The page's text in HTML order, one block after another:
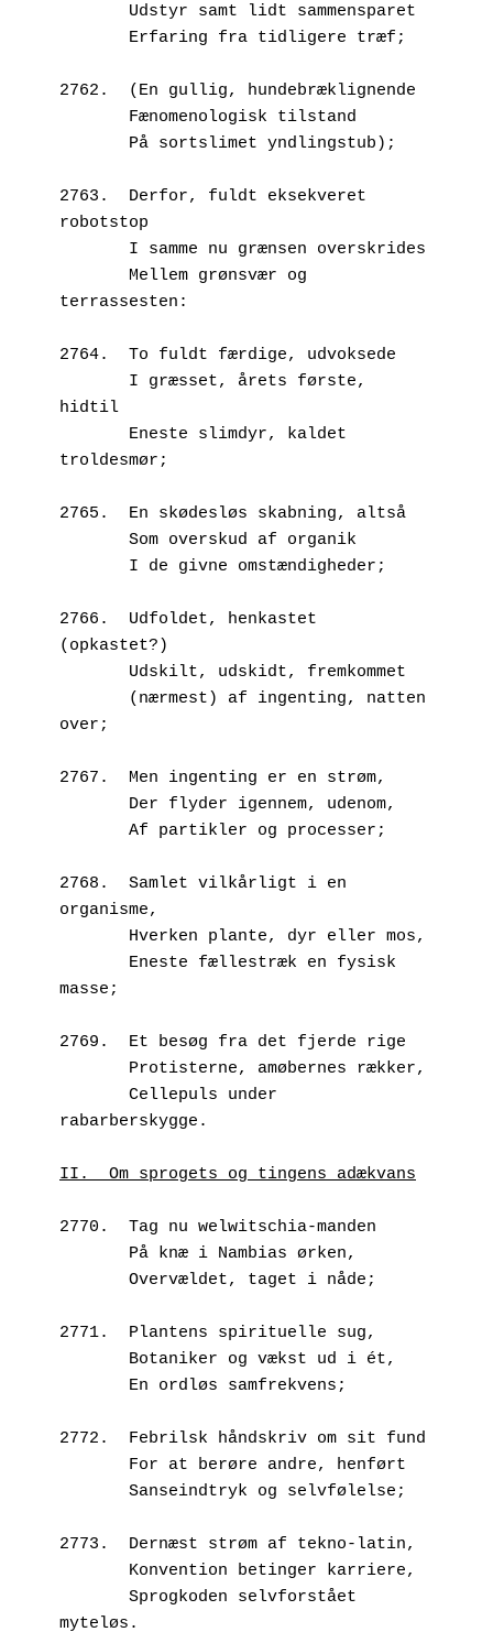
       Udstyr samt lidt sammensparet
       Erfaring fra tidligere træf;
2762.  (En gullig, hundebræklignende
       Fænomenologisk tilstand
       På sortslimet yndlingstub);
2763.  Derfor, fuldt eksekveret
robotstop
       I samme nu grænsen overskrides
terrassesten:
2764.  To fuldt færdige, udvoksede
hidtil
troldesmør;
2765.  En skødesløs skabning, altså
       Som overskud af organik
       I de givne omstændigheder;
2766.  Udfoldet, henkastet
(opkastet?)
       Udskilt, udskidt, fremkommet
over;
2767.  Men ingenting er en strøm,
       Der flyder igennem, udenom,
       Af partikler og processer;
2768.  Samlet vilkårligt i en
organisme,
       Hverken plante, dyr eller mos,
masse;
2769.  Et besøg fra det fjerde rige
       Protisterne, amøbernes rækker,
rabarberskygge.
II.  Om sprogets og tingens adækvans
2770.  Tag nu welwitschia-manden
       På knæ i Nambias ørken,
       Overvældet, taget i nåde;
2771.  Plantens spirituelle sug,
       Botaniker og vækst ud i ét,
       En ordløs samfrekvens;
2772.  Febrilsk håndskriv om sit fund
       For at berøre andre, henført
       Sanseindtryk og selvfølelse;
2773.  Dernæst strøm af tekno-latin,
       Konvention betinger karriere,
myteløs.